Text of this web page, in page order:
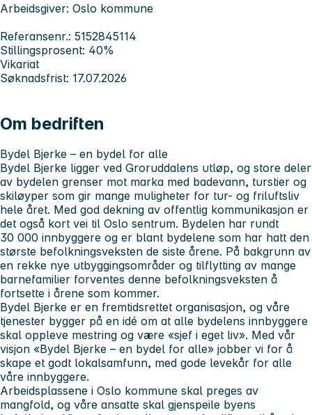
Arbeidsgiver: Oslo kommune
Referansenr.: 5152845114
Stillingsprosent: 40%
Vikariat
Søknadsfrist: 17.07.2026
Om bedriften
Bydel Bjerke – en bydel for alle
Bydel Bjerke ligger ved Groruddalens utløp, og store deler
av bydelen grenser mot marka med badevann, turstier og
skiløyper som gir mange muligheter for tur- og friluftsliv
hele året. Med god dekning av offentlig kommunikasjon er
det også kort vei til Oslo sentrum. Bydelen har rundt
30 000 innbyggere og er blant bydelene som har hatt den
største befolkningsveksten de siste årene. På bakgrunn av
en rekke nye utbyggingsområder og tilflytting av mange
barnefamilier forventes denne befolkningsveksten å
fortsette i årene som kommer.
Bydel Bjerke er en fremtidsrettet organisasjon, og våre
tjenester bygger på en idé om at alle bydelens innbyggere
skal oppleve mestring og være «sjef i eget liv». Med vår
visjon «Bydel Bjerke – en bydel for alle» jobber vi for å
skape et godt lokalsamfunn, med gode levekår for alle
våre innbyggere.
Arbeidsplassene i Oslo kommune skal preges av
mangfold, og våre ansatte skal gjenspeile byens